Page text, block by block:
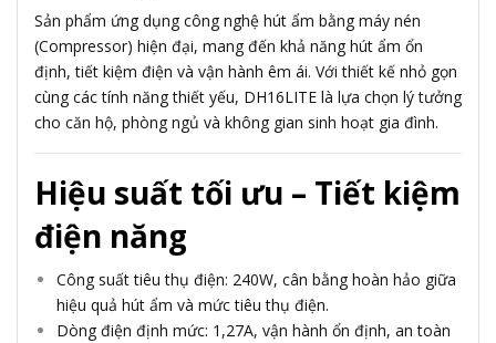
Sản phẩm ứng dụng công nghệ hút ẩm bằng máy nén
(Compressor) hiện đại, mang đến khả năng hút ẩm ổn
định, tiết kiệm điện và vận hành êm ái. Với thiết kế nhỏ gọn
cùng các tính năng thiết yếu, DH16LITE là lựa chọn lý tưởng
cho căn hộ, phòng ngủ và không gian sinh hoạt gia đình.
Hiệu suất tối ưu – Tiết kiệm
điện năng
Công suất tiêu thụ điện: 240W, cân bằng hoàn hảo giữa
hiệu quả hút ẩm và mức tiêu thụ điện.
Dòng điện định mức: 1,27A, vận hành ổn định, an toàn